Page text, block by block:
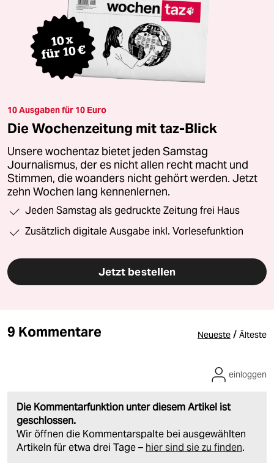
10 Ausgaben für 10 Euro
Die Wochenzeitung mit taz-Blick
Unsere wochentaz bietet jeden Samstag
Journalismus, der es nicht allen recht macht und
Stimmen, die woanders nicht gehört werden. Jetzt
zehn Wochen lang kennenlernen.
Jeden Samstag als gedruckte Zeitung frei Haus
Zusätzlich digitale Ausgabe inkl. Vorlesefunktion
Jetzt bestellen
9 Kommentare Neueste / Älteste
Die Kommentarfunktion unter diesem Artikel ist
geschlossen.
Wir öffnen die Kommentarspalte bei ausgewählten
Artikeln für etwa drei Tage – hier sind sie zu finden.
einloggen